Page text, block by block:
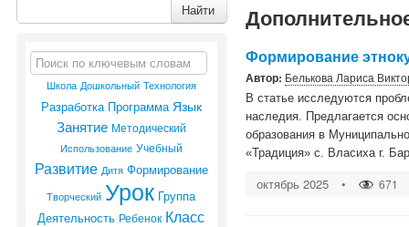
Найти
Школа Дошкольный Технология
Разработка Программа Язык
Занятие Методический
Использование Учебный
Развитие Дитя Формирование
Творческий Урок Группа
Деятельность Ребенок Класс
Формирование
Автор: Белькова Лариса
В статье исследуются
наследия. Предлагается
образования в
«Традиция» с. Власиха г.
октябрь 2025 • 671